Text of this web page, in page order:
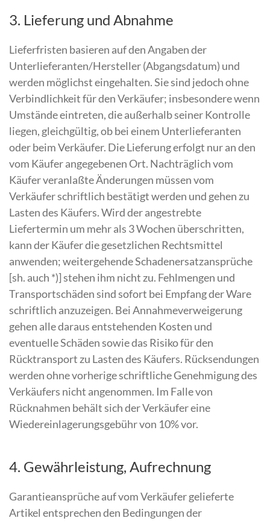
3. Lieferung und Abnahme
Lieferfristen basieren auf den Angaben der
Unterlieferanten/Hersteller (Abgangsdatum) und
werden möglichst eingehalten. Sie sind jedoch ohne
Verbindlichkeit für den Verkäufer; insbesondere wenn
Umstände eintreten, die außerhalb seiner Kontrolle
liegen, gleichgültig, ob bei einem Unterlieferanten
oder beim Verkäufer. Die Lieferung erfolgt nur an den
vom Käufer angegebenen Ort. Nachträglich vom
Käufer veranlaßte Änderungen müssen vom
Verkäufer schriftlich bestätigt werden und gehen zu
Lasten des Käufers. Wird der angestrebte
Liefertermin um mehr als 3 Wochen überschritten,
kann der Käufer die gesetzlichen Rechtsmittel
anwenden; weitergehende Schadenersatzansprüche
[sh. auch *)] stehen ihm nicht zu. Fehlmengen und
Transportschäden sind sofort bei Empfang der Ware
schriftlich anzuzeigen. Bei Annahmeverweigerung
gehen alle daraus entstehenden Kosten und
eventuelle Schäden sowie das Risiko für den
Rücktransport zu Lasten des Käufers. Rücksendungen
werden ohne vorherige schriftliche Genehmigung des
Verkäufers nicht angenommen. Im Falle von
Rücknahmen behält sich der Verkäufer eine
Wiedereinlagerungsgebühr von 10% vor.
4. Gewährleistung, Aufrechnung
Garantieansprüche auf vom Verkäufer gelieferte
Artikel entsprechen den Bedingungen der